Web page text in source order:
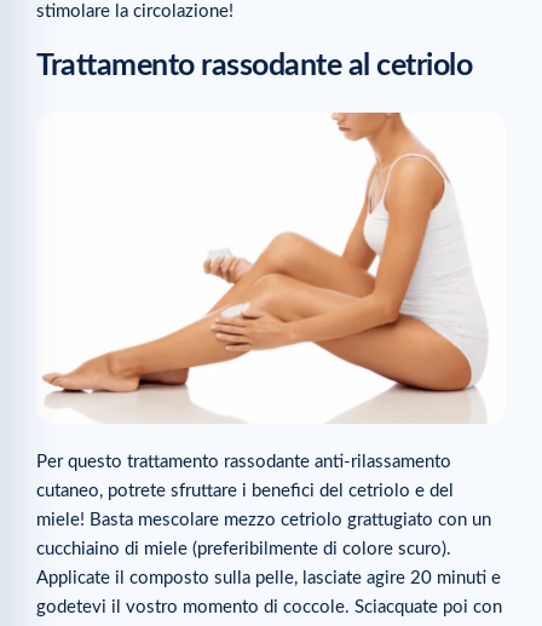
stimolare la circolazione!
Trattamento rassodante al cetriolo
Per questo trattamento rassodante anti-rilassamento
cutaneo, potrete sfruttare i benefici del cetriolo e del
miele! Basta mescolare mezzo cetriolo grattugiato con un
cucchiaino di miele (preferibilmente di colore scuro).
Applicate il composto sulla pelle, lasciate agire 20 minuti e
godetevi il vostro momento di coccole. Sciacquate poi con